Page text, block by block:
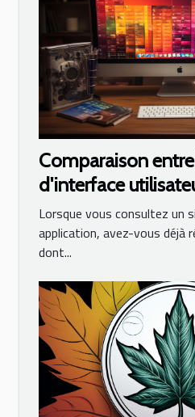
Comparaison
d'interface
UX
Lorsque vous consultez un
application, avez-vous déjà
dont...